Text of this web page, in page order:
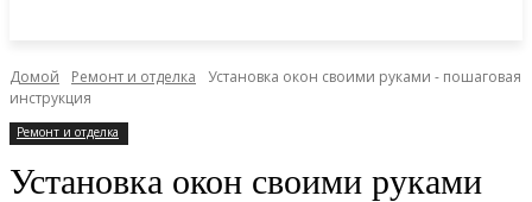
Домой Ремонт и отделка
Установка окон своими руками - пошаговая
инструкция
Ремонт и отделка
Установка окон своими руками